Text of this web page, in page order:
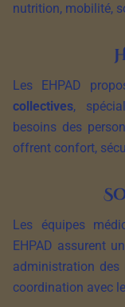
nutrition, mobilité,
Les EHPAD
collectives,
besoins des
offrent confort,
Les équipes
EHPAD assurent un
administration des
coordination avec